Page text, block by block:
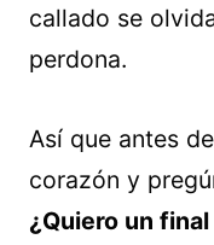
callado se
perdona.
Así que antes
corazón y
¿Quiero un